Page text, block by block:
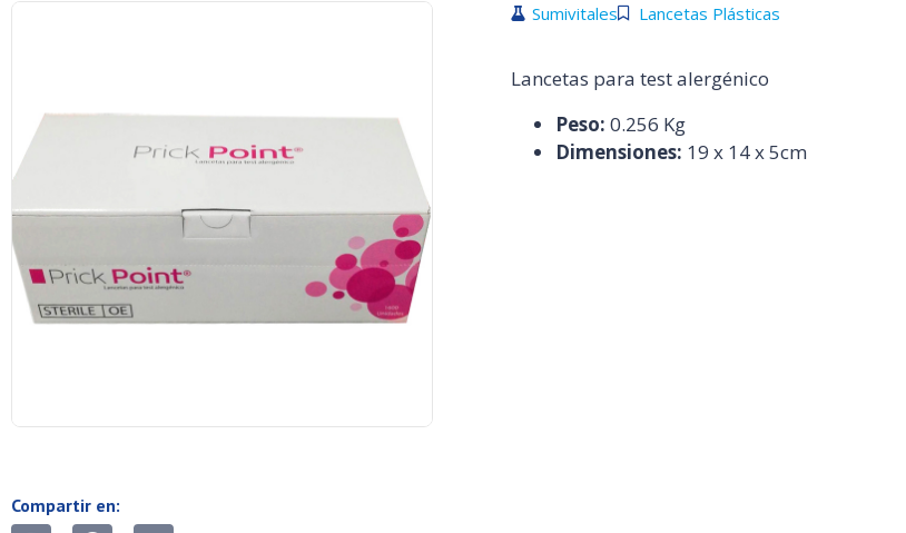
Compartir en:
Sumivitales Lancetas Plásticas
Lancetas para test alergénico
Peso: 0.256 Kg
Dimensiones: 19 x 14 x 5cm